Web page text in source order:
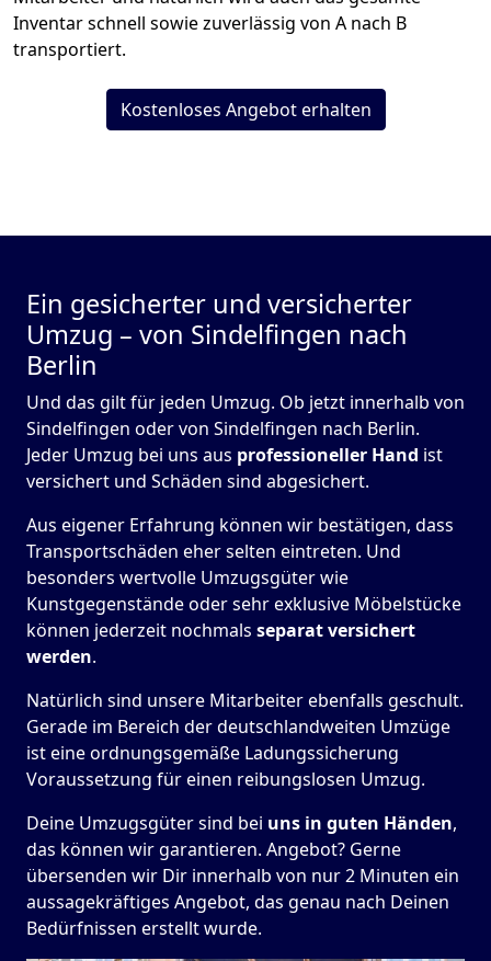
Inventar schnell sowie zuverlässig von A nach B
transportiert.
Kostenloses Angebot erhalten
Ein gesicherter und versicherter
Umzug – von Sindelfingen nach
Berlin
Und das gilt für jeden Umzug. Ob jetzt innerhalb von
Sindelfingen oder von Sindelfingen nach Berlin.
Jeder Umzug bei uns aus professioneller Hand ist
versichert und Schäden sind abgesichert.
Aus eigener Erfahrung können wir bestätigen, dass
Transportschäden eher selten eintreten. Und
besonders wertvolle Umzugsgüter wie
Kunstgegenstände oder sehr exklusive Möbelstücke
können jederzeit nochmals separat versichert
werden.
Natürlich sind unsere Mitarbeiter ebenfalls geschult.
Gerade im Bereich der deutschlandweiten Umzüge
ist eine ordnungsgemäße Ladungssicherung
Voraussetzung für einen reibungslosen Umzug.
Deine Umzugsgüter sind bei uns in guten Händen,
das können wir garantieren. Angebot? Gerne
übersenden wir Dir innerhalb von nur 2 Minuten ein
aussagekräftiges Angebot, das genau nach Deinen
Bedürfnissen erstellt wurde.